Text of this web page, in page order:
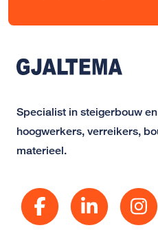
Specialist in steigerbouw
hoogwerkers, verreikers,
materieel.